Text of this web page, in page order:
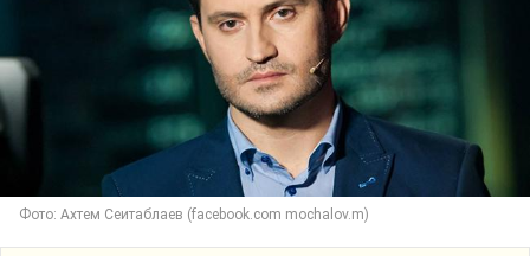
Фото: Ахтем Сеитаблаев (facebook.com mochalov.m)